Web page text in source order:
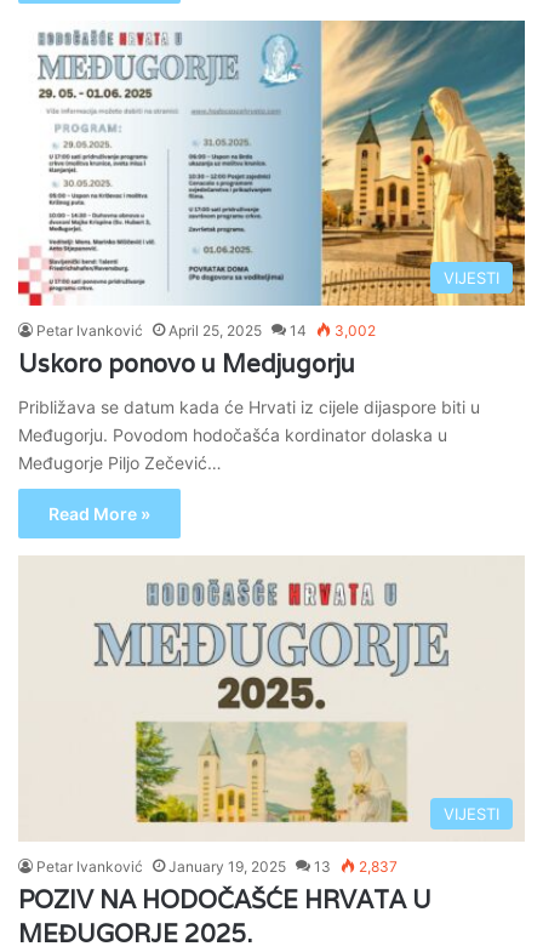
VIJESTI
Petar Ivanković April 25, 2025 14 3,002
Uskoro ponovo u Medjugorju
Približava se datum kada će Hrvati iz cijele dijaspore biti u
Međugorju. Povodom hodočašća kordinator dolaska u
Međugorje Piljo Zečević…
Read More »
VIJESTI
Petar Ivanković January 19, 2025 13 2,837
POZIV NA HODOČAŠĆE HRVATA U
MEĐUGORJE 2025.